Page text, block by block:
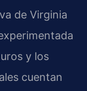
de Virginia
y los
cuentan